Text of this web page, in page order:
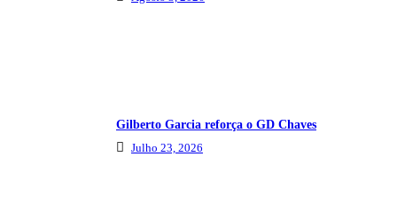
Gilberto Garcia reforça o GD Chaves
Julho 23, 2026